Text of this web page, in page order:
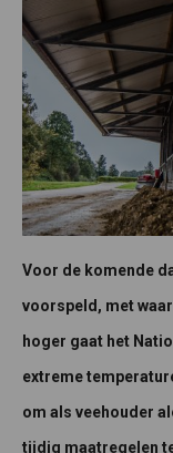
Voor de komende
voorspeld, met
hoger gaat het
extreme
om als veehouder
tijdig maatregelen